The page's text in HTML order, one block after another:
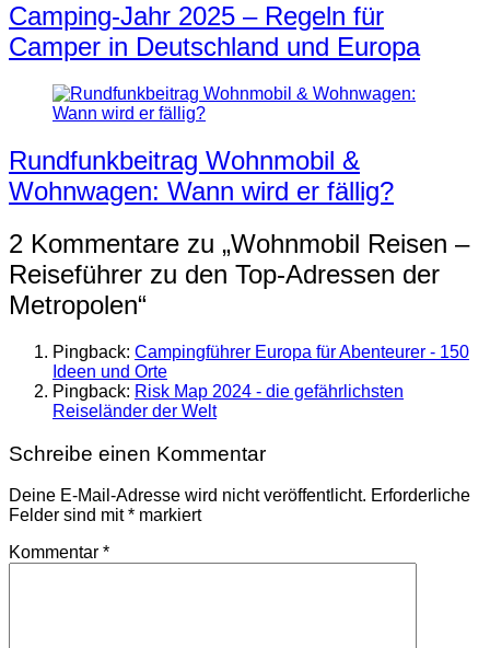
Camping-Jahr 2025 – Regeln für
Camper in Deutschland und Europa
Rundfunkbeitrag Wohnmobil &
Wohnwagen: Wann wird er fällig?
2 Kommentare zu „Wohnmobil Reisen –
Reiseführer zu den Top-Adressen der
Metropolen“
Pingback: Campingführer Europa für Abenteurer - 150
Ideen und Orte
Pingback: Risk Map 2024 - die gefährlichsten
Reiseländer der Welt
Schreibe einen Kommentar
Deine E-Mail-Adresse wird nicht veröffentlicht. Erforderliche
Felder sind mit* markiert
Kommentar *